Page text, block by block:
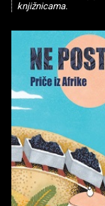
knjižnicama.